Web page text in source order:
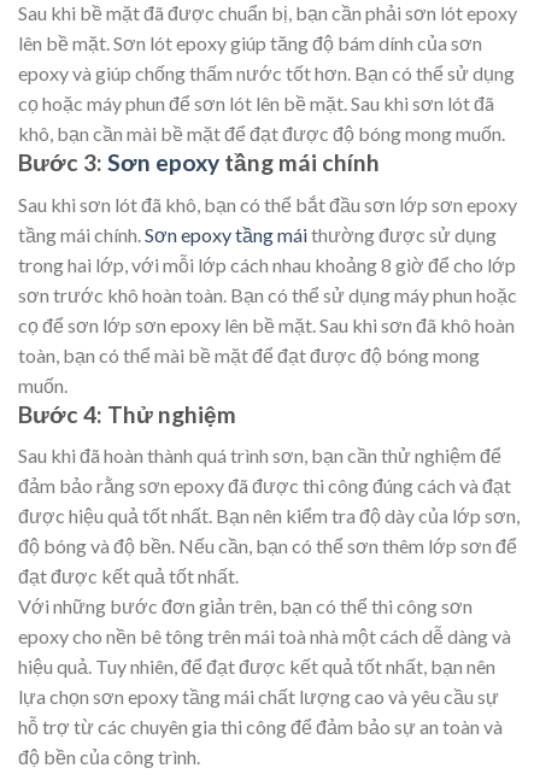
Sau khi bề mặt đã được chuẩn bị, bạn cần phải sơn lót epoxy
lên bề mặt. Sơn lót epoxy giúp tăng độ bám dính của sơn
epoxy và giúp chống thấm nước tốt hơn. Bạn có thể sử dụng
cọ hoặc máy phun để sơn lót lên bề mặt. Sau khi sơn lót đã
khô, bạn cần mài bề mặt để đạt được độ bóng mong muốn.
Bước 3: Sơn epoxy tầng mái chính
Sau khi sơn lót đã khô, bạn có thể bắt đầu sơn lớp sơn epoxy
tầng mái chính.Sơn epoxy tầng máithường được sử dụng
trong hai lớp, với mỗi lớp cách nhau khoảng 8 giờ để cho lớp
sơn trước khô hoàn toàn. Bạn có thể sử dụng máy phun hoặc
cọ để sơn lớp sơn epoxy lên bề mặt. Sau khi sơn đã khô hoàn
toàn, bạn có thể mài bề mặt để đạt được độ bóng mong
muốn.
Bước 4: Thử nghiệm
Sau khi đã hoàn thành quá trình sơn, bạn cần thử nghiệm để
đảm bảo rằng sơn epoxy đã được thi công đúng cách và đạt
được hiệu quả tốt nhất. Bạn nên kiểm tra độ dày của lớp sơn,
độ bóng và độ bền. Nếu cần, bạn có thể sơn thêm lớp sơn để
đạt được kết quả tốt nhất.
Với những bước đơn giản trên, bạn có thể thi công sơn
epoxy cho nền bê tông trên mái toà nhà một cách dễ dàng và
hiệu quả. Tuy nhiên, để đạt được kết quả tốt nhất, bạn nên
lựa chọn sơn epoxy tầng mái chất lượng cao và yêu cầu sự
hỗ trợ từ các chuyên gia thi công để đảm bảo sự an toàn và
độ bền của công trình.